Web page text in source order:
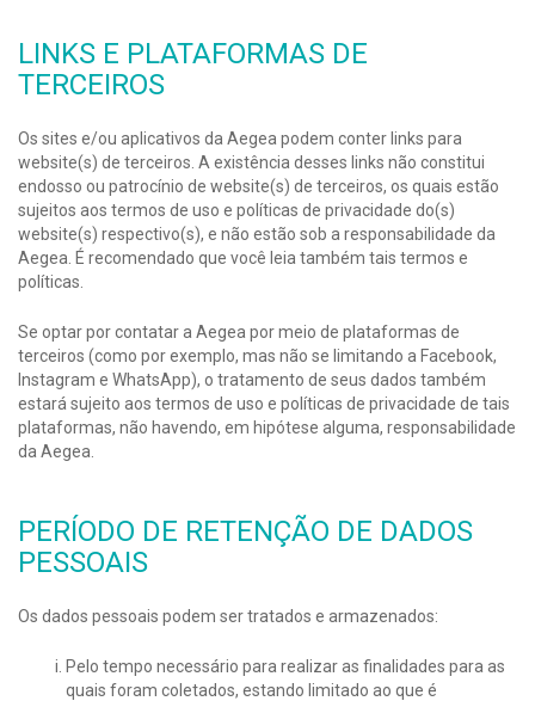
LINKS E PLATAFORMAS DE
TERCEIROS
Os sites e/ou aplicativos da Aegea podem conter links para
website(s) de terceiros. A existência desses links não constitui
endosso ou patrocínio de website(s) de terceiros, os quais estão
sujeitos aos termos de uso e políticas de privacidade do(s)
website(s) respectivo(s), e não estão sob a responsabilidade da
Aegea. É recomendado que você leia também tais termos e
políticas.
Se optar por contatar a Aegea por meio de plataformas de
terceiros (como por exemplo, mas não se limitando a Facebook,
Instagram e WhatsApp), o tratamento de seus dados também
estará sujeito aos termos de uso e políticas de privacidade de tais
plataformas, não havendo, em hipótese alguma, responsabilidade
da Aegea.
PERÍODO DE RETENÇÃO DE DADOS
PESSOAIS
Os dados pessoais podem ser tratados e armazenados:
Pelo tempo necessário para realizar as finalidades para as
quais foram coletados, estando limitado ao que é